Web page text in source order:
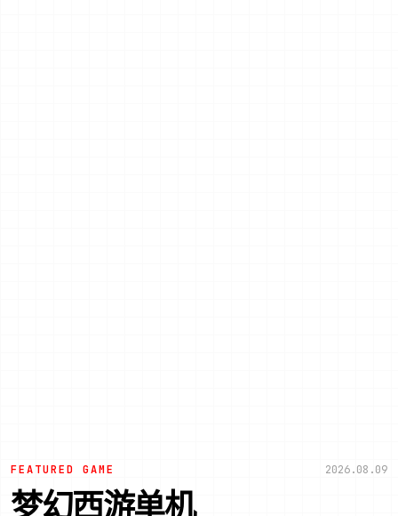
FEATURED GAME 2026.08.09
梦幻西游单机